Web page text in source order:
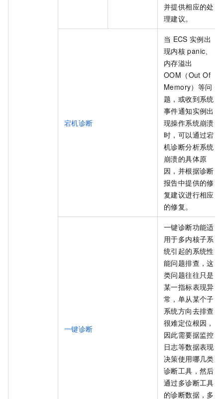
并提供相应的处
理建议。
宕机诊断
当 ECS 实例出
现内核 panic、
内存溢出
OOM（Out Of
Memory）等问
题，或收到系统
事件通知实例出
现操作系统崩溃
时，可以通过宕
机诊断分析系统
崩溃的具体原
因，并根据诊断
报告中提供的修
复建议进行相应
的修复。
一键诊断
一键诊断功能适
用于多内核子系
统引起的系统性
能问题排查，这
类问题往往只是
某一指标表现异
常，单从某个子
系统方向去排查
很难定位根因，
因此需要据监控
日志等数据表现
决策使用哪几类
诊断工具，然后
通过多诊断工具
的诊断数据，多